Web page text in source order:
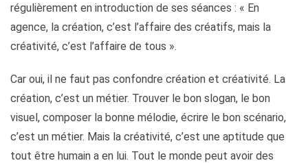
régulièrement en introduction de ses séances : « En
agence, la création, c’est l’affaire des créatifs, mais la
créativité, c’est l’affaire de tous ».
Car oui, il ne faut pas confondre création et créativité. La
création, c’est un métier. Trouver le bon slogan, le bon
visuel, composer la bonne mélodie, écrire le bon scénario,
c’est un métier. Mais la créativité, c’est une aptitude que
tout être humain a en lui. Tout le monde peut avoir des